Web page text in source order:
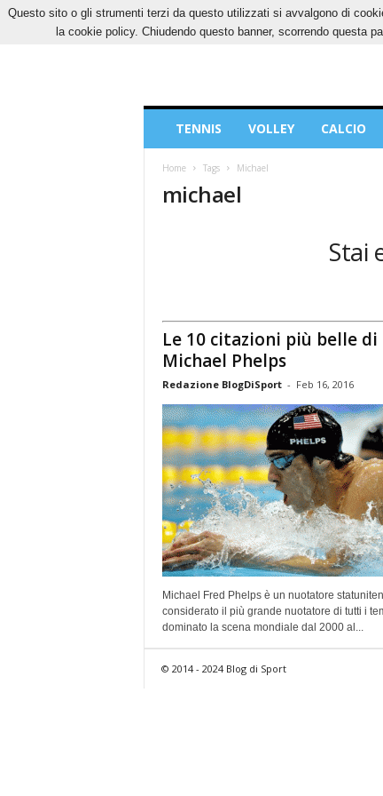
DOMENICA, 9 AGOSTO 2026 CONTATTI
Sport
TENNIS VOLLEY CALCIO
Home Tags Michael
michael
Stai
Le 10 citazioni più belle di
Michael Phelps
Redazione BlogDiSport - Feb 16, 2016
Michael Fred Phelps è un nuotatore
considerato il più grande nuotatore di tutti i
dominato la scena mondiale dal 2000 al...
© 2014 - 2024 Blog di Sport
Questo sito o gli strumenti terzi da questo utilizzati si avvalgono di
la cookie policy. Chiudendo questo banner, scorrendo questa